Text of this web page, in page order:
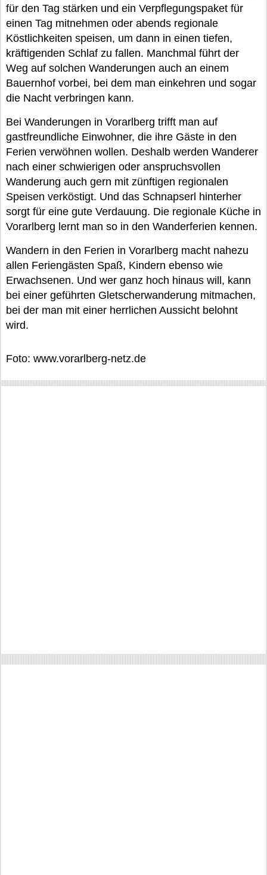
für den Tag stärken und ein Verpflegungspaket für
einen Tag mitnehmen oder abends regionale
Köstlichkeiten speisen, um dann in einen tiefen,
kräftigenden Schlaf zu fallen. Manchmal führt der
Weg auf solchen Wanderungen auch an einem
Bauernhof vorbei, bei dem man einkehren und sogar
die Nacht verbringen kann.
Bei Wanderungen in Vorarlberg trifft man auf
gastfreundliche Einwohner, die ihre Gäste in den
Ferien verwöhnen wollen. Deshalb werden Wanderer
nach einer schwierigen oder anspruchsvollen
Wanderung auch gern mit zünftigen regionalen
Speisen verköstigt. Und das Schnapserl hinterher
sorgt für eine gute Verdauung. Die regionale Küche in
Vorarlberg lernt man so in den Wanderferien kennen.
Wandern in den Ferien in Vorarlberg macht nahezu
allen Feriengästen Spaß, Kindern ebenso wie
Erwachsenen. Und wer ganz hoch hinaus will, kann
bei einer geführten Gletscherwanderung mitmachen,
bei der man mit einer herrlichen Aussicht belohnt
wird.
Foto: www.vorarlberg-netz.de